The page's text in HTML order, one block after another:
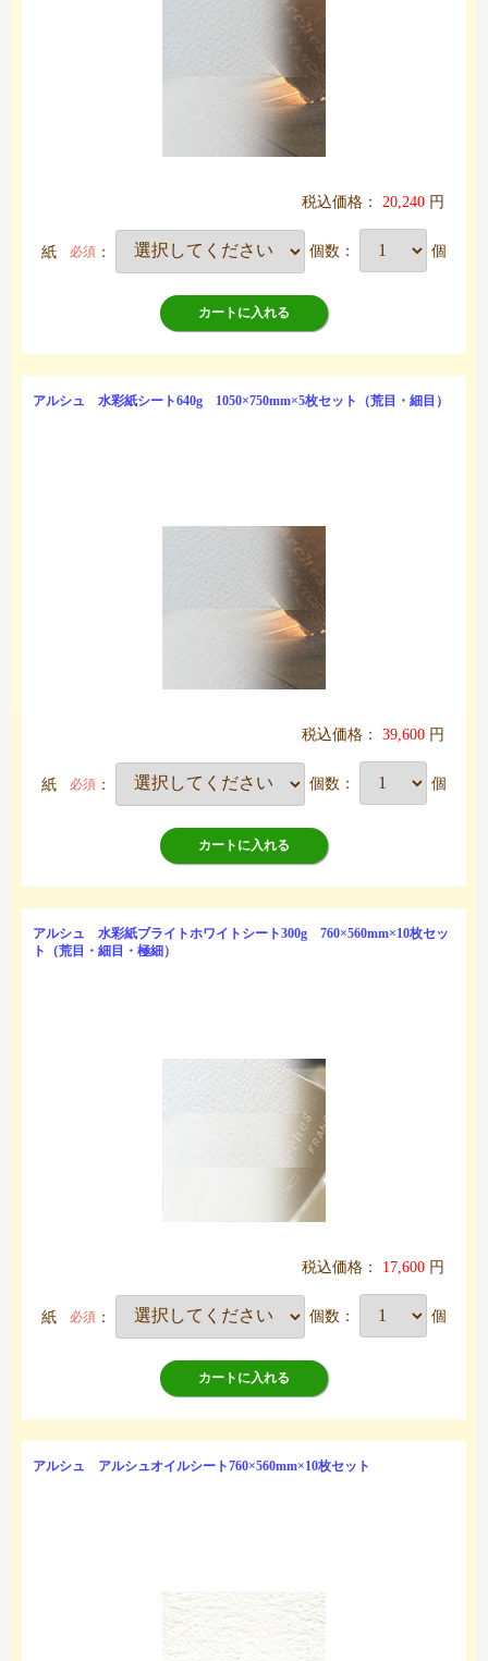
税込価格： 20,240 円
紙 必須 ： 個数： 個
カートに入れる
アルシュ 水彩紙シート640g 1050×750mm×5枚セット（荒目・細目）
税込価格： 39,600 円
紙 必須 ： 個数： 個
カートに入れる
アルシュ 水彩紙ブライトホワイトシート300g 760×560mm×10枚セッ
ト（荒目・細目・極細）
税込価格： 17,600 円
紙 必須 ： 個数： 個
カートに入れる
アルシュ アルシュオイルシート760×560mm×10枚セット